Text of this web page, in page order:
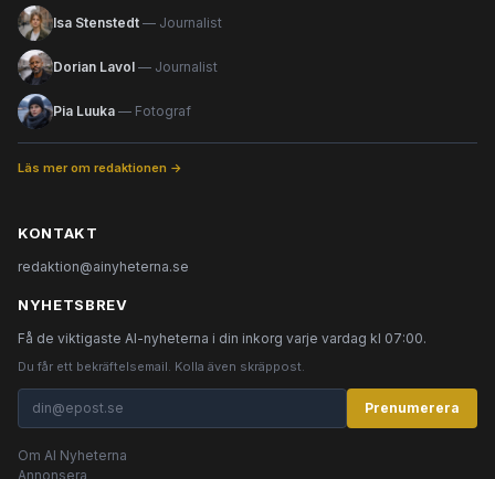
Isa Stenstedt — Journalist
Dorian Lavol — Journalist
Pia Luuka — Fotograf
Läs mer om redaktionen →
KONTAKT
redaktion@ainyheterna.se
NYHETSBREV
Få de viktigaste AI-nyheterna i din inkorg varje vardag kl 07:00.
Du får ett bekräftelsemail. Kolla även skräppost.
Prenumerera
Om AI Nyheterna
Annonsera